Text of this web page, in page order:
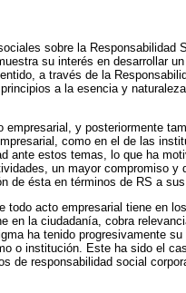
sobre la Responsabilidad
su interés en desarrollar
a través de la
a la esencia y
y posteriormente
como en el de las
ante estos temas, lo que ha
un mayor compromiso y
de ésta en términos de RS a sus
acto empresarial tiene en
en la ciudadanía, cobra
ha tenido progresivamente
o institución. Este ha sido el
de responsabilidad social